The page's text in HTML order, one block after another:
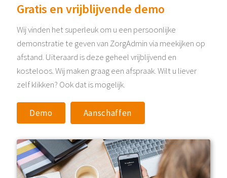
Gratis en vrijblijvende demo
Wij vinden het superleuk om u een persoonlijke
demonstratie te geven van ZorgAdmin via meekijken op
afstand. Uiteraard is deze geheel vrijblijvend en
kosteloos. Wij maken graag een afspraak. Wilt u liever
zelf klikken? Ook dat is mogelijk.
Demo Aanschaffen